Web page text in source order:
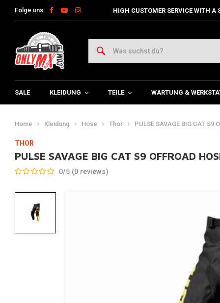
Folge uns: HIGH CUSTOMER SERVICE WITH
SALE KLEIDUNG TEILE WARTUNG &
Home Kleidung Hose Thor PULSE SAVAGE BIG CAT S9
THOR
PULSE SAVAGE BIG CAT S9 OFFROAD
0/5 (0 reviews)